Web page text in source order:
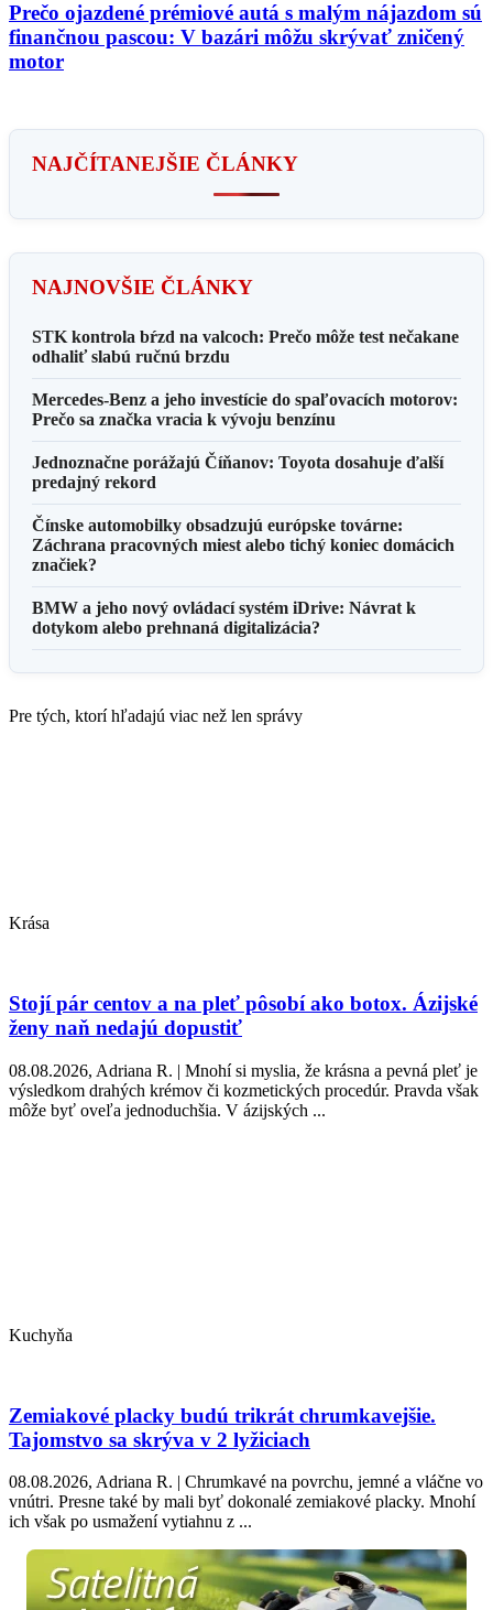
Prečo ojazdené prémiové autá s malým nájazdom sú
finančnou pascou: V bazári môžu skrývať zničený
motor
NAJČÍTANEJŠIE ČLÁNKY
NAJNOVŠIE ČLÁNKY
STK kontrola bŕzd na valcoch: Prečo môže test nečakane
odhaliť slabú ručnú brzdu
Mercedes-Benz a jeho investície do spaľovacích motorov:
Prečo sa značka vracia k vývoju benzínu
Jednoznačne porážajú Číňanov: Toyota dosahuje ďalší
predajný rekord
Čínske automobilky obsadzujú európske továrne:
Záchrana pracovných miest alebo tichý koniec domácich
značiek?
BMW a jeho nový ovládací systém iDrive: Návrat k
dotykom alebo prehnaná digitalizácia?
Pre tých, ktorí hľadajú viac než len správy
Krása
Stojí pár centov a na pleť pôsobí ako botox. Ázijské
ženy naň nedajú dopustiť
08.08.2026, Adriana R. | Mnohí si myslia, že krásna a pevná pleť je
výsledkom drahých krémov či kozmetických procedúr. Pravda však
môže byť oveľa jednoduchšia. V ázijských ...
Kuchyňa
Zemiakové placky budú trikrát chrumkavejšie.
Tajomstvo sa skrýva v 2 lyžiciach
08.08.2026, Adriana R. | Chrumkavé na povrchu, jemné a vláčne vo
vnútri. Presne také by mali byť dokonalé zemiakové placky. Mnohí
ich však po usmažení vytiahnu z ...